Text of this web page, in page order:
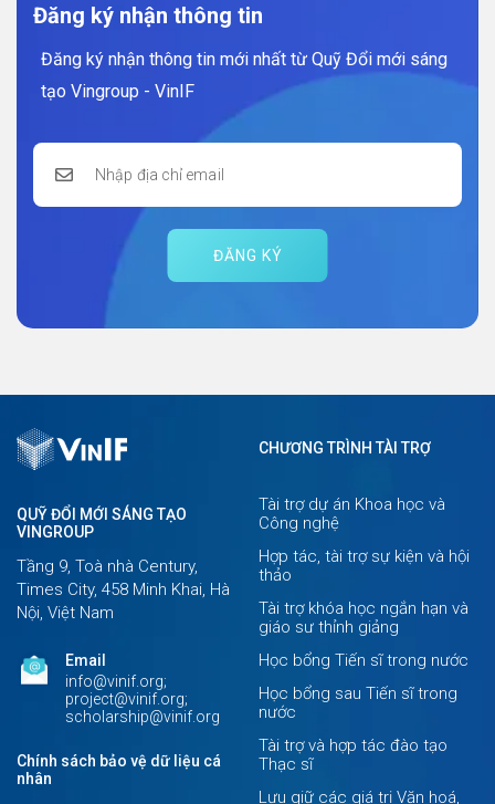
Đăng ký nhận thông tin
Đăng ký nhận thông tin mới nhất từ Quỹ Đổi mới sáng
tạo Vingroup - VinIF
ĐĂNG KÝ
QUỸ ĐỔI MỚI SÁNG TẠO
VINGROUP
Tầng 9, Toà nhà Century,
Times City, 458 Minh Khai, Hà
Nội, Việt Nam
Email
info@vinif.org;
project@vinif.org;
scholarship@vinif.org
Chính sách bảo vệ dữ liệu cá
nhân
CHƯƠNG TRÌNH TÀI TRỢ
Tài trợ dự án Khoa học và
Công nghệ
Hợp tác, tài trợ sự kiện và hội
thảo
Tài trợ khóa học ngắn hạn và
giáo sư thỉnh giảng
Học bổng Tiến sĩ trong nước
Học bổng sau Tiến sĩ trong
nước
Tài trợ và hợp tác đào tạo
Thạc sĩ
Lưu giữ các giá trị Văn hoá,